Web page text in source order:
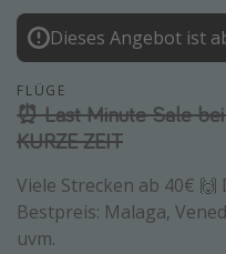
Normandie Urlaub
Goa Urlaub
St. Lucia Urlaub
Kefalonia Urlaub
Tulum Urlaub
Sri Lanka Rundreise
Dieses Angebot ist
FLÜGE
⏰ Last Minute Sale
KURZE ZEIT
Viele Strecken ab 40€
Bestpreis: Malaga,
uvm.